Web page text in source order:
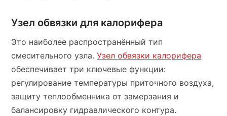
Узел обвязки для калорифера
Это наиболее распространённый тип
смесительного узла. Узел обвязки калорифера
обеспечивает три ключевые функции:
регулирование температуры приточного воздуха,
защиту теплообменника от замерзания и
балансировку гидравлического контура.